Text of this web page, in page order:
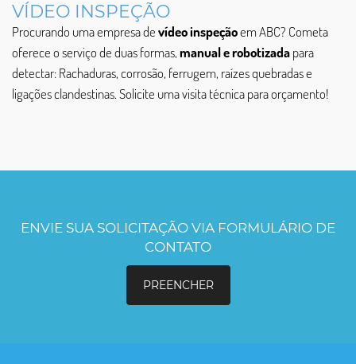
VÍDEO INSPEÇÃO
Procurando uma empresa devídeo inspeçãoem ABC? Cometa
oferece o serviço de duas formas,manual e robotizadapara
detectar: Rachaduras, corrosão, ferrugem, raízes quebradas e
ligações clandestinas. Solicite uma visita técnica para orçamento!
ENVIE SUA SOLICITAÇÃO VIA FORMULÁRIO DE
CONTATO
PREENCHER